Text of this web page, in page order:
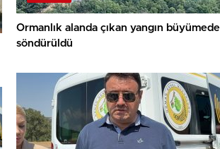
Ormanlık alanda çıkan yangın
söndürüldü